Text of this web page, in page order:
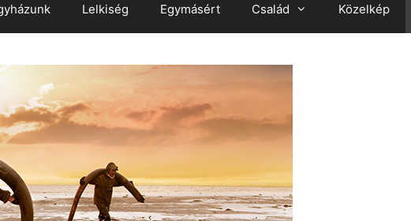
Lelkiség Egymásért Család Közelkép